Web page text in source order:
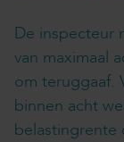
De inspecteur
van maximaal
om teruggaaf.
binnen acht
belastingrente